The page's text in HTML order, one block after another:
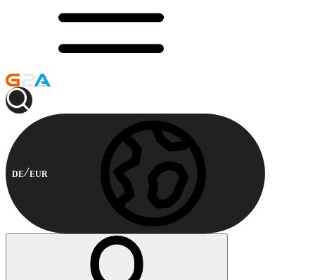
DE EUR